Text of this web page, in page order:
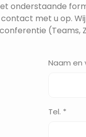
onderstaande
met u op.
(Teams,
Naam en
Tel. *